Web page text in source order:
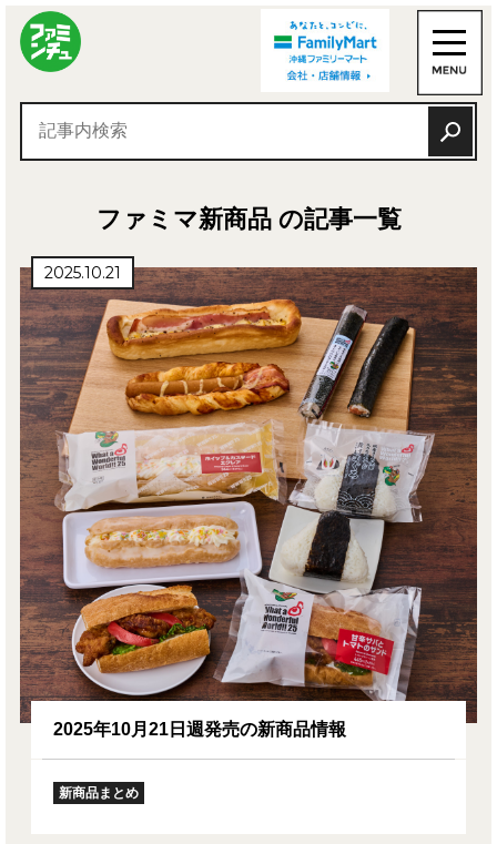
ファミマ新商品 の記事一覧
2025.10.21
2025年10月21日週発売の新商品情報
新商品まとめ